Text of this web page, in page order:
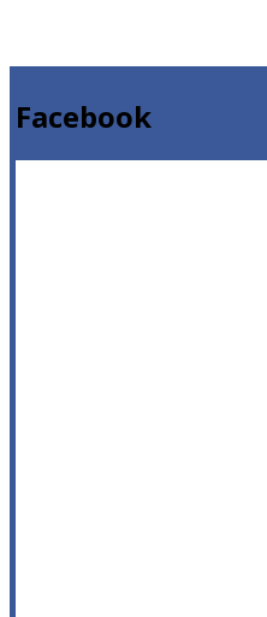
Facebook